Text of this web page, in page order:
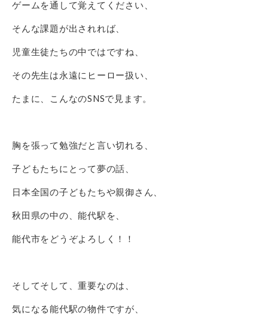
ゲームを通して覚えてください、
そんな課題が出されれば、
児童生徒たちの中ではですね、
その先生は永遠にヒーロー扱い、
たまに、こんなのSNSで見ます。
胸を張って勉強だと言い切れる、
子どもたちにとって夢の話、
日本全国の子どもたちや親御さん、
秋田県の中の、能代駅を、
能代市をどうぞよろしく！！
そしてそして、重要なのは、
気になる能代駅の物件ですが、